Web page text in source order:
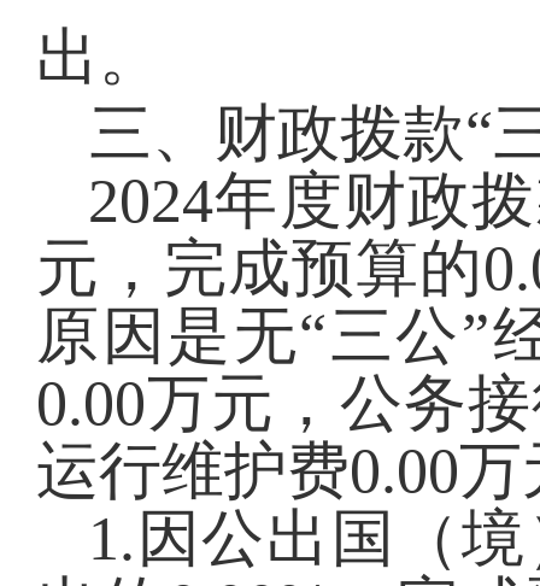
出。
三、财政拨款“
2024年度财政
元，完成预算的
原因是无“三公”
0.00万元，公务
运行维护费0.00万
1.因公出国（